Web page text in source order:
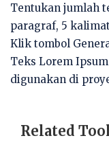
Tentukan jumlah
paragraf, 5
Klik tombol
Teks Lorem
digunakan di
Related